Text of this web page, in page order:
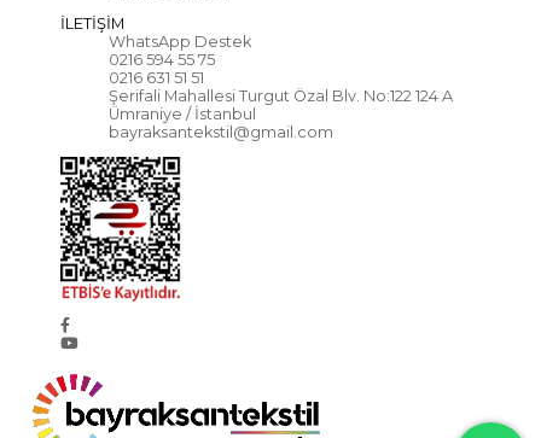
İLETİŞİM
WhatsApp Destek
0216 594 55 75
0216 631 51 51
Şerifali Mahallesi Turgut Özal Blv. No:122 124 A
Ümraniye / İstanbul
bayraksantekstil@gmail.com